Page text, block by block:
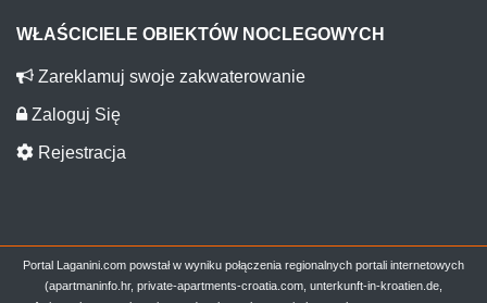
WŁAŚCICIELE OBIEKTÓW NOCLEGOWYCH
Zareklamuj swoje zakwaterowanie
Zaloguj Się
Rejestracja
Portal Laganini.com powstał w wyniku połączenia regionalnych portali internetowych
(apartmaninfo.hr, private-apartments-croatia.com, unterkunft-in-kroatien.de,